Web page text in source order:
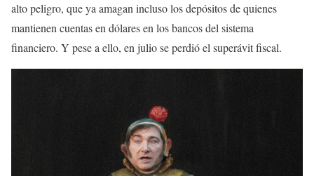
alto peligro, que ya amagan incluso los depósitos de quienes
mantienen cuentas en dólares en los bancos del sistema
financiero. Y pese a ello, en julio se perdió el superávit fiscal.